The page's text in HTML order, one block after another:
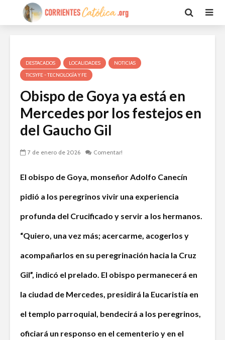
DESTACADOS LOCALIDADES
NOTICIAS
TICSYFE - TECNOLOGÍA Y FE
Obispo de Goya ya está en
Mercedes por los festejos en
del Gaucho Gil
7 de enero de 2026 Comentar!
El obispo de Goya, monseñor Adolfo Canecín
pidió a los peregrinos vivir una experiencia
profunda del Crucificado y servir a los hermanos.
“Quiero, una vez más; acercarme, acogerlos y
acompañarlos en su peregrinación hacia la Cruz
Gil”, indicó el prelado. El obispo permanecerá en
la ciudad de Mercedes, presidirá la Eucaristía en
el templo parroquial, bendecirá a los peregrinos,
oficiará un responso en el cementerio y en el